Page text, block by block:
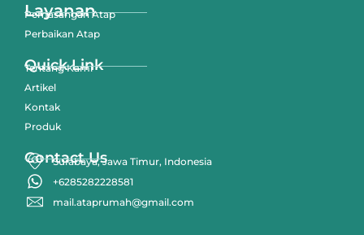
Layanan
Pemasangan Atap
Perbaikan Atap
Quick Link
Tentang Kami
Artikel
Kontak
Produk
Contact Us
Surabaya, Jawa Timur, Indonesia
+6285282228581
mail.ataprumah@gmail.com